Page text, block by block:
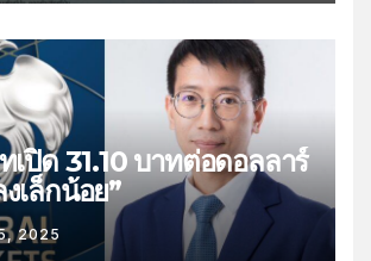
เปิด 31.10 บาทต่อดอลลาร์
เล็กน้อย”
2025